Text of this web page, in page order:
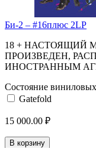
Би-2 – #16плюс 2LP
18 + НАСТОЯЩИЙ
ПРОИЗВЕДЕН,
ИНОСТРАННЫМ
Состояние
Gatefold
15 000.00 ₽
В корзину